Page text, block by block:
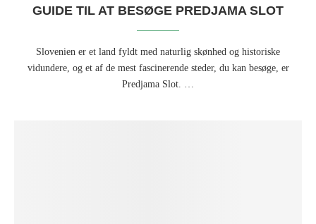
GUIDE TIL AT BESØGE PREDJAMA SLOT
Slovenien er et land fyldt med naturlig skønhed og historiske
vidundere, og et af de mest fascinerende steder, du kan besøge, er
Predjama Slot. …